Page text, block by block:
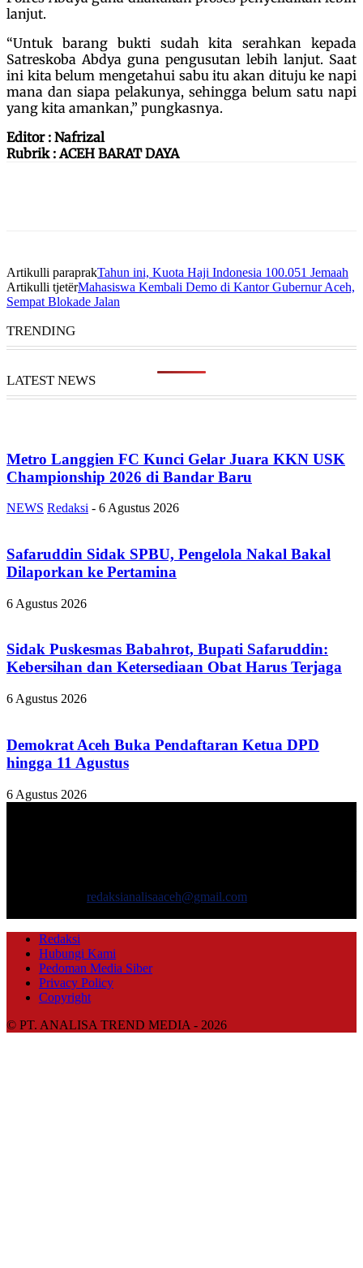
lanjut.
“Untuk barang bukti sudah kita serahkan kepada
Satreskoba Abdya guna pengusutan lebih lanjut. Saat
ini kita belum mengetahui sabu itu akan dituju ke napi
mana dan siapa pelakunya, sehingga belum satu napi
yang kita amankan,” pungkasnya.
Editor : Nafrizal
Rubrik : ACEH BARAT DAYA
Artikulli paraprakTahun ini, Kuota Haji Indonesia 100.051 Jemaah
Artikulli tjetërMahasiswa Kembali Demo di Kantor Gubernur Aceh,
Sempat Blokade Jalan
TRENDING
LATEST NEWS
Metro Langgien FC Kunci Gelar Juara KKN USK
Championship 2026 di Bandar Baru
NEWS Redaksi - 6 Agustus 2026
Safaruddin Sidak SPBU, Pengelola Nakal Bakal
Dilaporkan ke Pertamina
6 Agustus 2026
Sidak Puskesmas Babahrot, Bupati Safaruddin:
Kebersihan dan Ketersediaan Obat Harus Terjaga
6 Agustus 2026
Demokrat Aceh Buka Pendaftaran Ketua DPD
hingga 11 Agustus
6 Agustus 2026
redaksianalisaaceh@gmail.com
Redaksi
Hubungi Kami
Pedoman Media Siber
Privacy Policy
Copyright
© PT. ANALISA TREND MEDIA - 2026